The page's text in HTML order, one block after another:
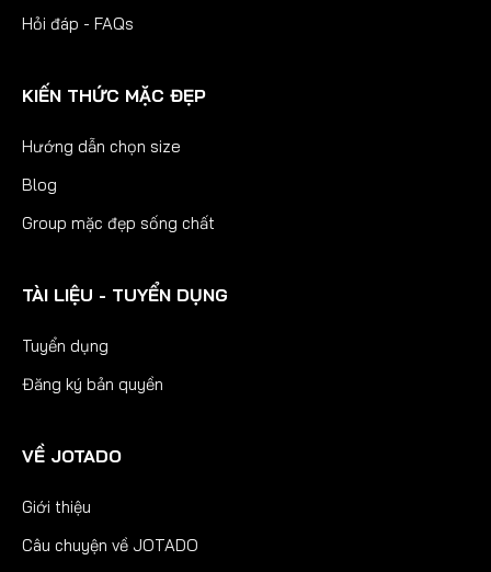
Hỏi đáp - FAQs
KIẾN THỨC MẶC ĐẸP
Hướng dẫn chọn size
Blog
Group mặc đẹp sống chất
TÀI LIỆU - TUYỂN DỤNG
Tuyển dụng
Đăng ký bản quyền
VỀ JOTADO
Giới thiệu
Câu chuyện về JOTADO